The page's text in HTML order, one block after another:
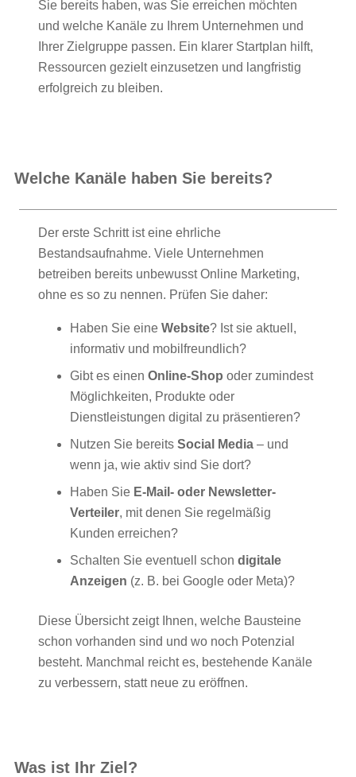
Sie bereits haben, was Sie erreichen möchten
und welche Kanäle zu Ihrem Unternehmen und
Ihrer Zielgruppe passen. Ein klarer Startplan hilft,
Ressourcen gezielt einzusetzen und langfristig
erfolgreich zu bleiben.
Welche Kanäle haben Sie bereits?
Der erste Schritt ist eine ehrliche
Bestandsaufnahme. Viele Unternehmen
betreiben bereits unbewusst Online Marketing,
ohne es so zu nennen. Prüfen Sie daher:
Haben Sie eine Website? Ist sie aktuell,
informativ und mobilfreundlich?
Gibt es einen Online-Shop oder zumindest
Möglichkeiten, Produkte oder
Dienstleistungen digital zu präsentieren?
Nutzen Sie bereits Social Media – und
wenn ja, wie aktiv sind Sie dort?
Haben Sie E-Mail- oder Newsletter-
Verteiler, mit denen Sie regelmäßig
Kunden erreichen?
Schalten Sie eventuell schon digitale
Anzeigen (z. B. bei Google oder Meta)?
Diese Übersicht zeigt Ihnen, welche Bausteine
schon vorhanden sind und wo noch Potenzial
besteht. Manchmal reicht es, bestehende Kanäle
zu verbessern, statt neue zu eröffnen.
Was ist Ihr Ziel?